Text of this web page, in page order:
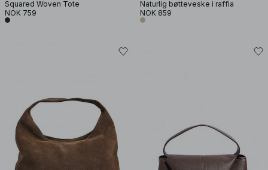
Squared Woven Tote
NOK 759
Naturlig bøtteveske i raffia
NOK 859